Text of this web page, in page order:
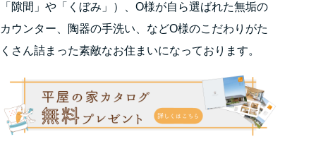
「隙間」や「くぼみ」）
、O様が自ら選ばれた無垢の
カウンター、陶器の手洗い、などO様のこだわりがた
くさん詰まった素敵なお住まいになっております。